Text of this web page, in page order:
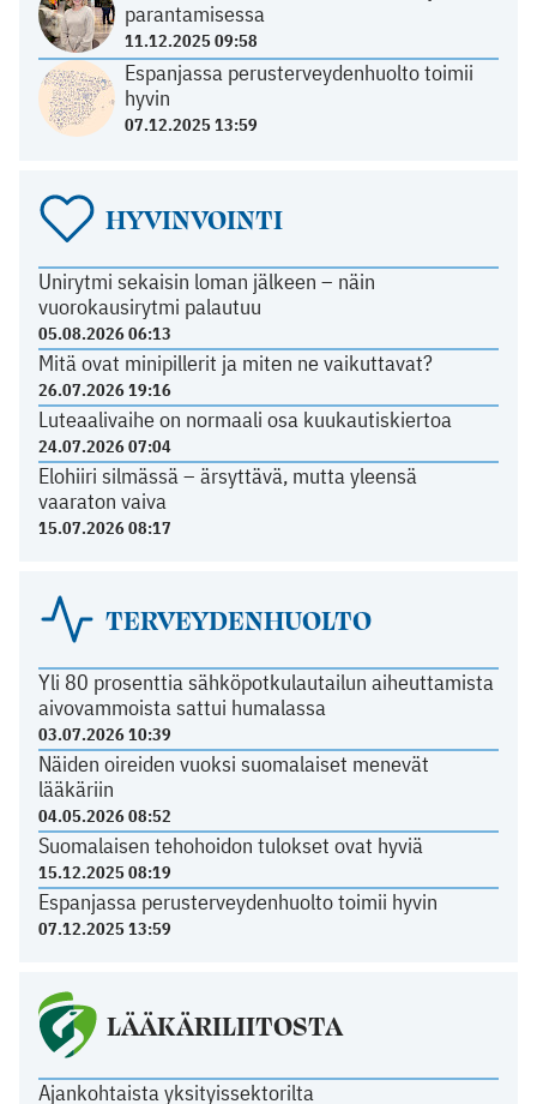
parantamisessa
11.12.2025 09:58
Espanjassa perusterveydenhuolto toimii
hyvin
07.12.2025 13:59
HYVINVOINTI
Unirytmi sekaisin loman jälkeen – näin
vuorokausirytmi palautuu
05.08.2026 06:13
Mitä ovat minipillerit ja miten ne vaikuttavat?
26.07.2026 19:16
Luteaalivaihe on normaali osa kuukautiskiertoa
24.07.2026 07:04
Elohiiri silmässä – ärsyttävä, mutta yleensä
vaaraton vaiva
15.07.2026 08:17
TERVEYDENHUOLTO
Yli 80 prosenttia sähköpotkulautailun aiheuttamista
aivovammoista sattui humalassa
03.07.2026 10:39
Näiden oireiden vuoksi suomalaiset menevät
lääkäriin
04.05.2026 08:52
Suomalaisen tehohoidon tulokset ovat hyviä
15.12.2025 08:19
Espanjassa perusterveydenhuolto toimii hyvin
07.12.2025 13:59
LÄÄKÄRILIITOSTA
Ajankohtaista yksityissektorilta